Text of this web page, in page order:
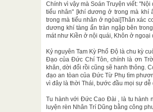
Chính vì vậy mà Soán Truyện viết:
tiểu nhân" [khí dương ở trong mà
trong mà tiểu nhân ở ngòai]Thân xác
dương khí tàng ẩn tràn ngập bên
mát như Kiền ở nội quái, Khôn ở
Kỷ nguyên Tam Kỳ Phổ Độ là chu kỳ
Đạo của Đức Chí Tôn, chính là ơn
khăn, dời đổi rồi cũng sẽ hanh thông.
đạo an tòan của Đức Từ Phụ tìm
vì đây là thời Thái, bước đầu mọi sự
Tu hành với Đức Cao Đài , là tu hành
luyện rèn Nhân Trí Dũng bằng công